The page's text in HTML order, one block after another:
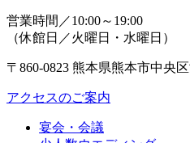
営業時間／10:00～19:00
（休館日／火曜日・水曜日）
〒860-0823 熊本県熊本市中央
アクセスのご案内
宴会・会議